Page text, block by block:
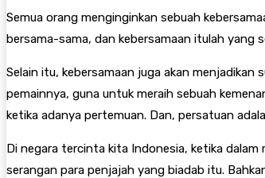
Semua orang menginginkan sebuah
bersama-sama, dan kebersamaan itulah yang
Selain itu, kebersamaan juga akan
pemainnya, guna untuk meraih sebuah
ketika adanya pertemuan. Dan, persatuan
Di negara tercinta kita Indonesia, ketika
serangan para penjajah yang biadab itu.